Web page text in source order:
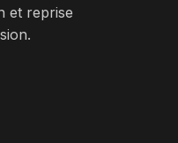
et reprise